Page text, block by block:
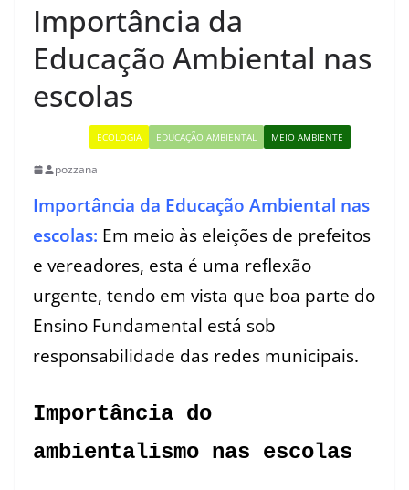
Importância da
Educação Ambiental nas
escolas
ECOLOGIA EDUCAÇÃO AMBIENTAL MEIO AMBIENTE
pozzana
Importância da Educação Ambiental nas
escolas: Em meio às eleições de prefeitos
e vereadores, esta é uma reflexão
urgente, tendo em vista que boa parte do
Ensino Fundamental está sob
responsabilidade das redes municipais.
Importância do
ambientalismo nas escolas